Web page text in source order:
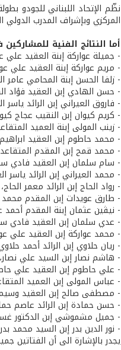
نظّم الإتحاد اللبناني للجودو
المركزي وبإشراف المدرب
أما النتائج الفنية
- جميلة عواركة إبنة العقيد علي
- مريم عواركة إبنة العقيد علي
- زلفا الحسن إبنة المحامي عامر
- حسن الهادي إبن العقيد فؤاد
- فاروق العيراني إبن الرائد ياسر
- كريم كيوان إبن النقيب عجاج
- زينب المولى إبنة العميد
- محمد حاطوم إبن العقيد ابراهيم
- محمد قمح إبن المقدم المتقاعد
- سام سلمان إبن العقيد فادي
- محمد العيراني إبن الرائد ياسر
- رواد الحاج إبن الرائد معمر
- طارق عويدات إبن المقدم محمد
- نيڤين عثمان إبنة المقدم أحمد
- عدي سلمان إبن العقيد فادي
- محمد عواركة إبن العقيد علي
- ريان حلاوي إبن الرائد أحمد
- هاشم نصار إبن السيد علي نصار،
- علي حاطوم إبن العقيد علي
- عباس المولى إبن العميد
- مصطفى صالح إبن العقيد وسيم
- حسن حمادة إبن الرائد عاصم
- جميل مشموشي إبن الدكتور
- نور الدين بدر إبن السيد محمد
يجدر بالإشارة الى أن الفتاتين